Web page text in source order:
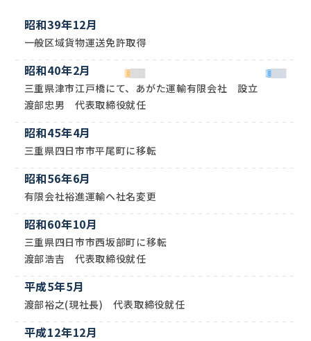
昭和39年12月
一般区域貨物運送免許取得
昭和40年2月
三重県津市江戸橋にて、あがた運輸有限会社 設立
渡部忠男 代表取締役就任
昭和45年4月
三重県四日市市平尾町に移転
昭和56年6月
有限会社裕進運輸へ社名変更
昭和60年10月
三重県四日市市西坂部町に移転
渡部浩吉 代表取締役就任
平成5年5月
渡部裕之(現社長) 代表取締役就任
平成12年12月